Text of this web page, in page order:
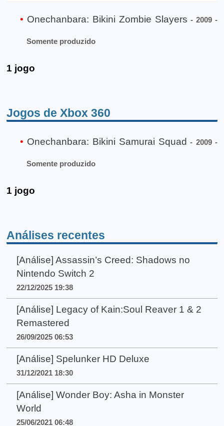
Onechanbara: Bikini Zombie Slayers - 2009 -
Somente produzido
1 jogo
Jogos de Xbox 360
Onechanbara: Bikini Samurai Squad - 2009 -
Somente produzido
1 jogo
Análises recentes
[Análise] Assassin’s Creed: Shadows no
Nintendo Switch 2
22/12/2025 19:38
[Análise] Legacy of Kain:Soul Reaver 1 & 2
Remastered
26/09/2025 06:53
[Análise] Spelunker HD Deluxe
31/12/2021 18:30
[Análise] Wonder Boy: Asha in Monster
World
25/06/2021 06:48